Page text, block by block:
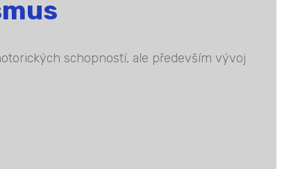
schopností, ale především vývoj